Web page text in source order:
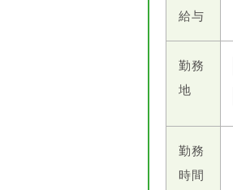
給与
勤務
地
勤務
時間